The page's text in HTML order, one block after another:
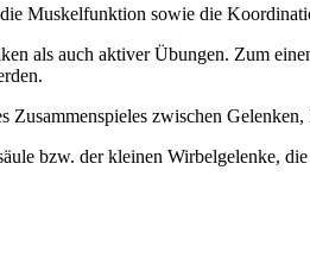
Muskelfunktion sowie die
als auch aktiver Übungen. Zum
Zusammenspieles zwischen
bzw. der kleinen Wirbelgelenke,